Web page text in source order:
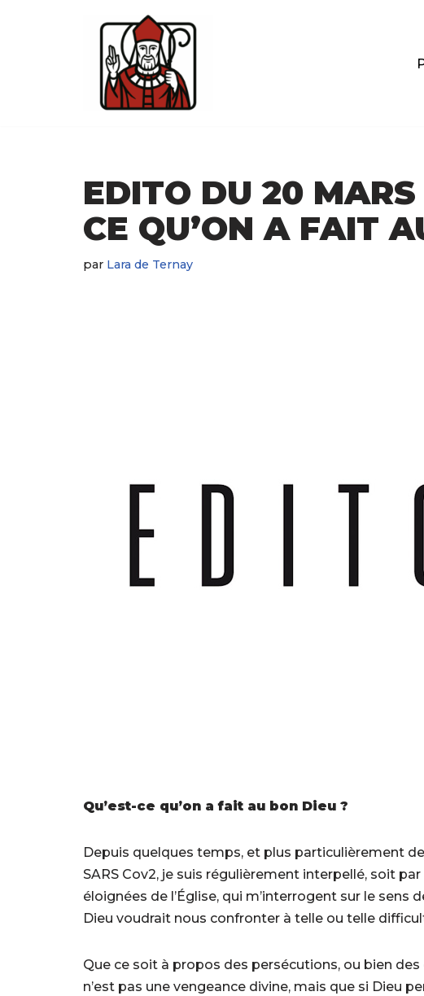
EDITO DU 20 MARS
CE QU’ON A FAIT
par Lara de Ternay
Qu’est-ce qu’on a fait au bon Dieu ?
Depuis quelques temps, et plus particulièrement
SARS Cov2, je suis régulièrement interpellé, soit
éloignées de l’Église, qui m’interrogent sur le sens
Dieu voudrait nous confronter à telle ou telle
Que ce soit à propos des persécutions, ou bien
n’est pas une vengeance divine, mais que si Dieu